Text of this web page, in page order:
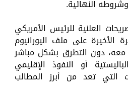
النهائية.
العلنية للرئيس الأمريكي
الأخيرة على ملف اليورانيوم
معه، دون التطرق بشكل مباشر
أو النفوذ الإقليمي
التي تعد من أبرز المطالب